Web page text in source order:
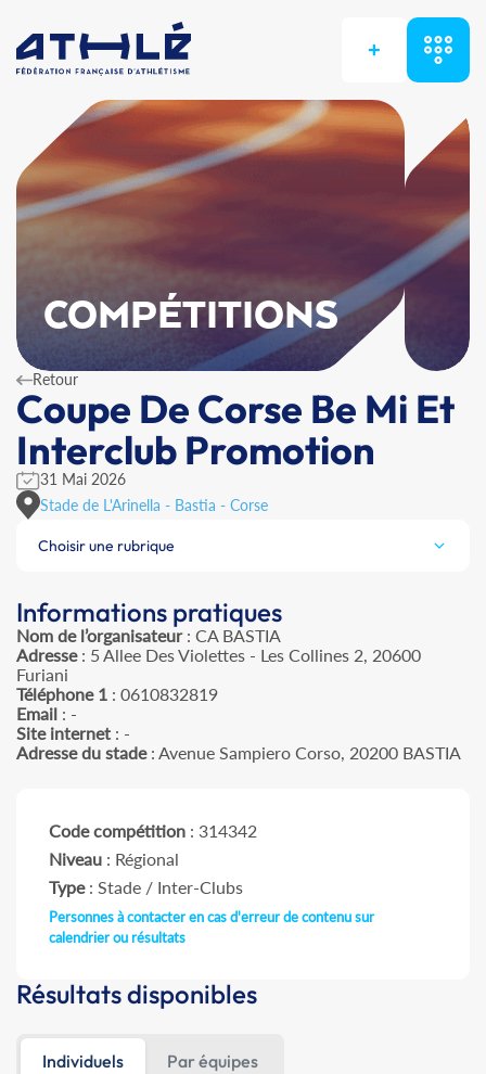
+
COMPÉTITIONS
Retour
Coupe De Corse Be Mi Et
Interclub Promotion
31 Mai 2026
Stade de L'Arinella - Bastia - Corse
Choisir une rubrique
Informations pratiques
Nom de l’organisateur: CA BASTIA
Adresse: 5 Allee Des Violettes - Les Collines 2, 20600
Furiani
Téléphone 1 : 0610832819
Email : -
Site internet : -
Adresse du stade: Avenue Sampiero Corso, 20200 BASTIA
Code compétition : 314342
Niveau : Régional
Type: Stade / Inter-Clubs
Personnes à contacter en cas d'erreur de contenu sur
calendrier ou résultats
Résultats disponibles
Individuels Par équipes